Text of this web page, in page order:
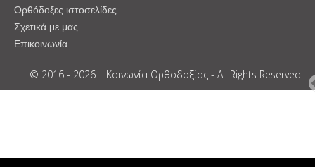
Ορθόδοξες ιστοσελίδες
Σχετικά με μας
Επικοινωνία
© 2016 - 2026 | Κοινωνία Ορθοδοξίας - All Rights Reserved